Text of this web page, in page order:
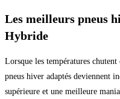
Les meilleurs pneus
Hybride
Lorsque les températures
pneus hiver adaptés deviennent
supérieure et une meilleure